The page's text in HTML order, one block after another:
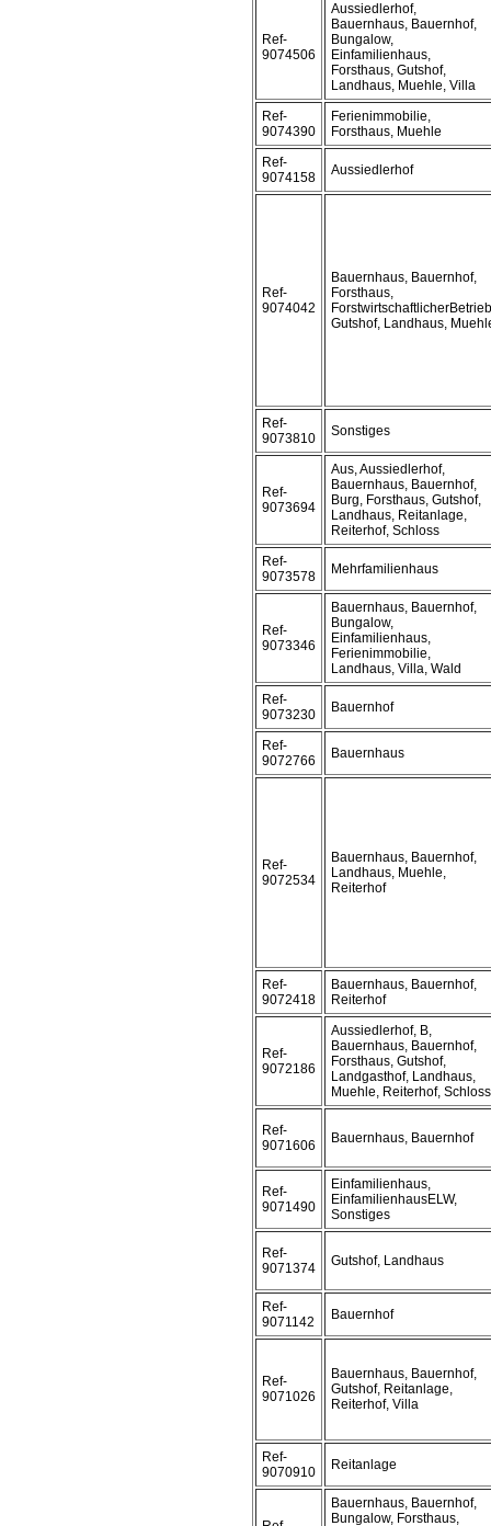
Ref-
9074506
Aussiedlerhof,
Bauernhaus, Bauernhof,
Bungalow,
Einfamilienhaus,
Forsthaus, Gutshof,
Landhaus, Muehle, Villa
Ref-
9074390
Ferienimmobilie,
Forsthaus, Muehle
Ref-
9074158
Aussiedlerhof
Ref-
9074042
Bauernhaus, Bauernhof,
Forsthaus,
Gutshof, Landhaus,
Ref-
9073810
Sonstiges
Ref-
9073694
Aus, Aussiedlerhof,
Bauernhaus, Bauernhof,
Burg, Forsthaus, Gutshof,
Landhaus, Reitanlage,
Reiterhof, Schloss
Ref-
9073578
Mehrfamilienhaus
Ref-
9073346
Bauernhaus, Bauernhof,
Bungalow,
Einfamilienhaus,
Ferienimmobilie,
Landhaus, Villa, Wald
Ref-
9073230
Bauernhof
Ref-
9072766
Bauernhaus
Ref-
9072534
Bauernhaus, Bauernhof,
Landhaus, Muehle,
Reiterhof
Ref-
9072418
Bauernhaus, Bauernhof,
Reiterhof
Ref-
9072186
Aussiedlerhof, B,
Bauernhaus, Bauernhof,
Forsthaus, Gutshof,
Landgasthof, Landhaus,
Muehle, Reiterhof, Schloss
Ref-
9071606
Bauernhaus, Bauernhof
Ref-
9071490
Einfamilienhaus,
EinfamilienhausELW,
Sonstiges
Ref-
9071374
Gutshof, Landhaus
Ref-
9071142
Bauernhof
Ref-
9071026
Bauernhaus, Bauernhof,
Gutshof, Reitanlage,
Reiterhof, Villa
Ref-
9070910
Reitanlage
Bauernhaus, Bauernhof,
Bungalow, Forsthaus,